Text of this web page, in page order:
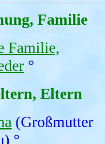
Familie
Familie,
°
Eltern
(Großmutter
°